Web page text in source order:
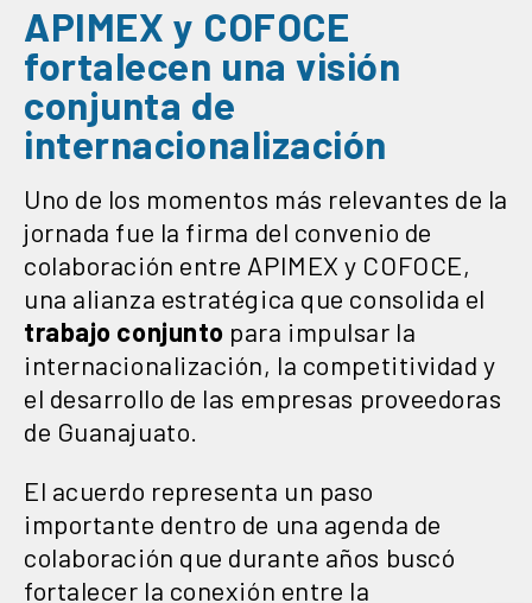
APIMEX y COFOCE
fortalecen una visión
conjunta de
internacionalización
Uno de los momentos más relevantes de la
jornada fue la firma del convenio de
colaboración entre APIMEX y COFOCE,
una alianza estratégica que consolida el
trabajo conjunto para impulsar la
internacionalización, la competitividad y
el desarrollo de las empresas proveedoras
de Guanajuato.
El acuerdo representa un paso
importante dentro de una agenda de
colaboración que durante años buscó
fortalecer la conexión entre la